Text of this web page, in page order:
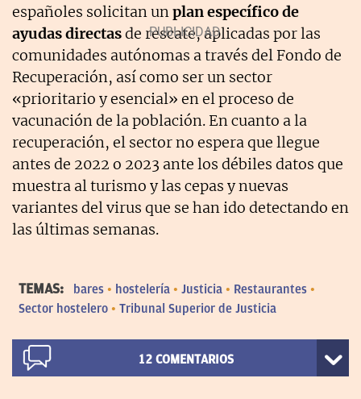
españoles solicitan unplan específico de
ayudas directasde rescate, aplicadas por las
comunidades autónomas a través del Fondo de
Recuperación, así como ser un sector
«prioritario y esencial» en el proceso de
vacunación de la población. En cuanto a la
recuperación, el sector no espera que llegue
antes de 2022 o 2023 ante los débiles datos que
muestra al turismo y las cepas y nuevas
variantes del virus que se han ido detectando en
las últimas semanas.
TEMAS: bares hostelería Justicia
Restaurantes
Sector hostelero
Tribunal Superior de Justicia
12 COMENTARIOS